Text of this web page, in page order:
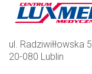
ul. Radziwiłłowska 5
20-080 Lublin